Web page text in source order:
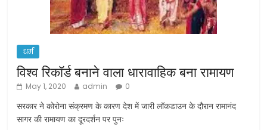
धर्म
विश्व रिकॉर्ड बनाने वाला धारावाहिक बना रामायण
May 1, 2020 admin 0
सरकार ने कोरोना संक्रमण के कारण देश में जारी लॉकडाउन के दौरान रामानंद
सागर की रामायण का दूरदर्शन पर पुनः